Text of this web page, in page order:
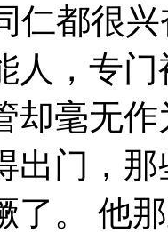
都很兴
人，专
却毫无
出门，
了。 他